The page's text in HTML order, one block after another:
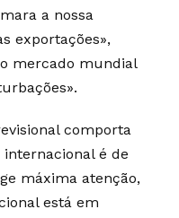
a nossa
exportações»,
mercado mundial
comporta
é de
máxima atenção,
está em